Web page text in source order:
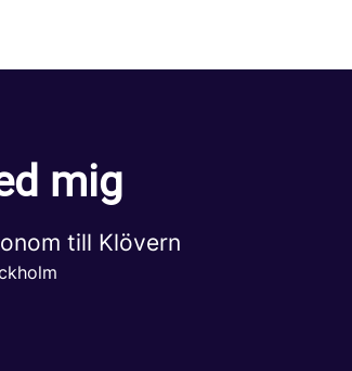
mig
till Klövern